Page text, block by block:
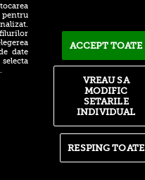
a confirmat
la Dinamo -
să
transferurilor
la TAS! Reacția
date
ACCEPT TOATE
RESPING TOATE
VREAU SA
MODIFIC
SETARILE
INDIVIDUAL